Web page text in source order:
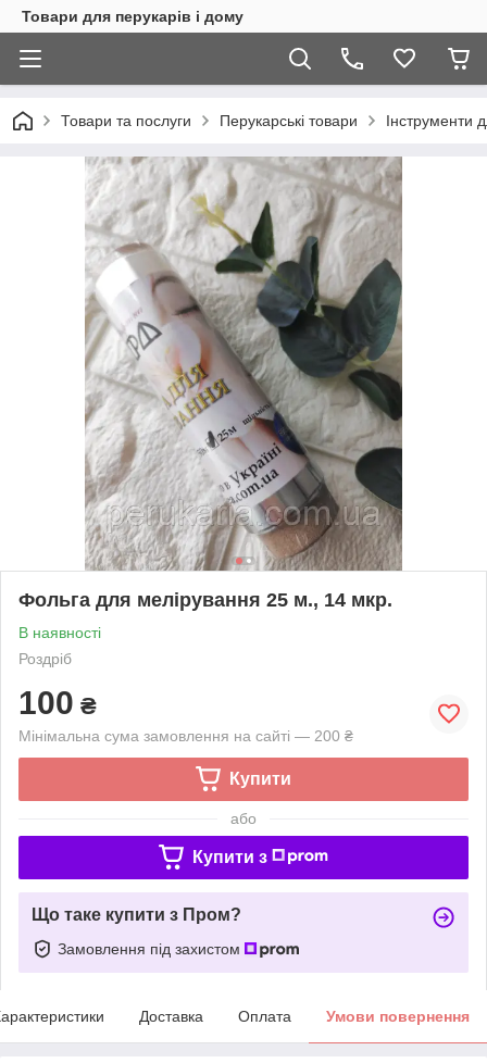
Товари для перукарів і дому
Товари та послуги Перукарські товари Інструменти
Фольга для мелірування 25 м., 14 мкр.
В наявності
Роздріб
100 ₴
Мінімальна сума замовлення на сайті — 200 ₴
Купити
або
Купити з
Що таке купити з Пром?
Замовлення під захистом
Доставка Оплата Умови повернення